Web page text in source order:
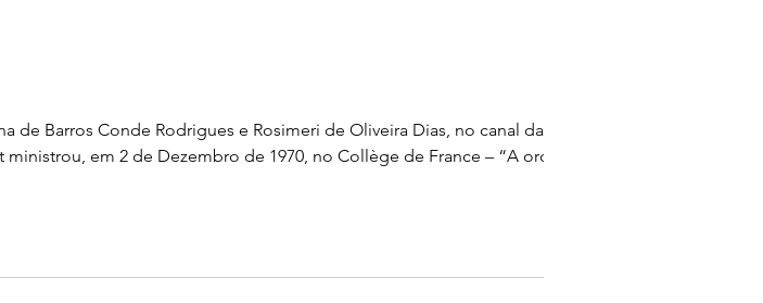
de Barros Conde Rodrigues e Rosimeri de Oliveira Dias, no canal da TV
em 2 de Dezembro de 1970, no Collège de France – “A ordem